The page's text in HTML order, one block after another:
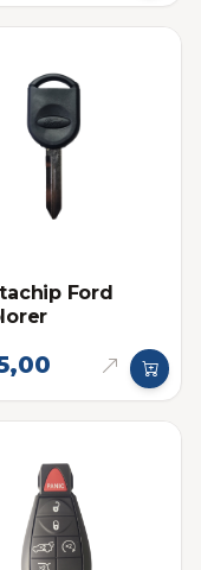
Ford